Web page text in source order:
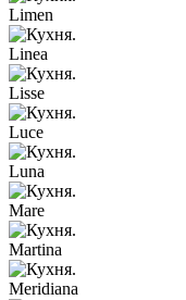
Limen
Linea
Lisse
Luce
Luna
Mare
Martina
Meridiana